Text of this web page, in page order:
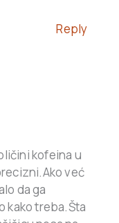
Reply
kofeina u
već
da ga
kako treba.Šta